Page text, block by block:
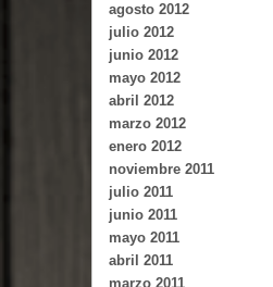
agosto 2012
julio 2012
junio 2012
mayo 2012
abril 2012
marzo 2012
enero 2012
noviembre 2011
julio 2011
junio 2011
mayo 2011
abril 2011
marzo 2011